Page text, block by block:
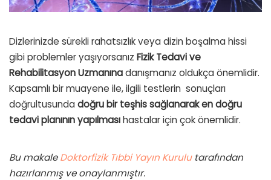
Dizlerinizde sürekli rahatsızlık veya dizin boşalma hissi
gibi problemler yaşıyorsanız Fizik Tedavi ve
Rehabilitasyon Uzmanınadanışmanız oldukça önemlidir.
Kapsamlı bir muayene ile, ilgili testlerin sonuçları
doğrultusunda doğru bir teşhis sağlanarak en doğru
tedavi planının yapılmasıhastalar için çok önemlidir.
Bu makaleDoktorfizik Tıbbi Yayın Kurulutarafından
hazırlanmış ve onaylanmıştır.